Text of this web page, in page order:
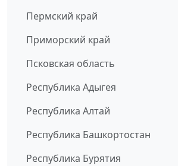
Пермский край
Приморский край
Псковская область
Республика Адыгея
Республика Алтай
Республика Башкортостан
Республика Бурятия